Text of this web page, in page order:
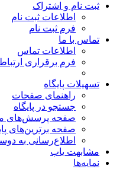
ثبت نام و اشتراک
اطلاعات ثبت نام
فرم ثبت نام
تماس با ما
اطلاعات تماس
فرم برقراری
تسهیلات پایگاه
راهنمای صفحات
جستجو در پایگاه
صفحه پرسش‌های
صفحه برترین‌های
اطلاع‌رسانی به
مشابهت یاب
نمایه‌ها